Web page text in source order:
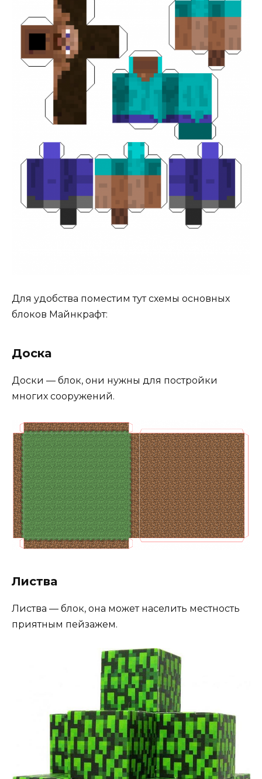
Для удобства поместим тут схемы основных
блоков Майнкрафт:
Доска
Доски — блок, они нужны для постройки
многих сооружений.
Листва
Листва — блок, она может населить местность
приятным пейзажем.